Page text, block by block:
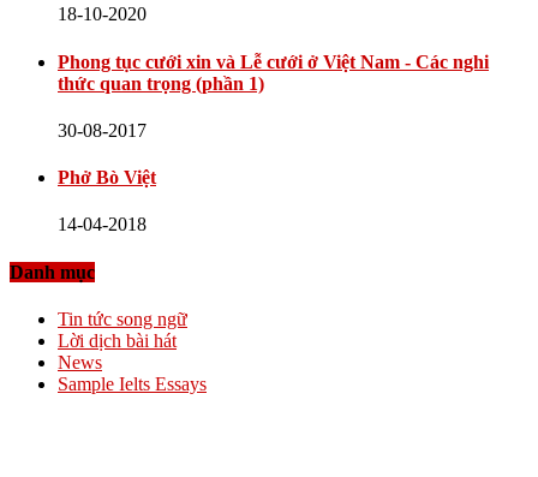
18-10-2020
Phong tục cưới xin và Lễ cưới ở Việt Nam - Các nghi
thức quan trọng (phần 1)
30-08-2017
Phở Bò Việt
14-04-2018
Danh mục
Tin tức song ngữ
Lời dịch bài hát
News
Sample Ielts Essays